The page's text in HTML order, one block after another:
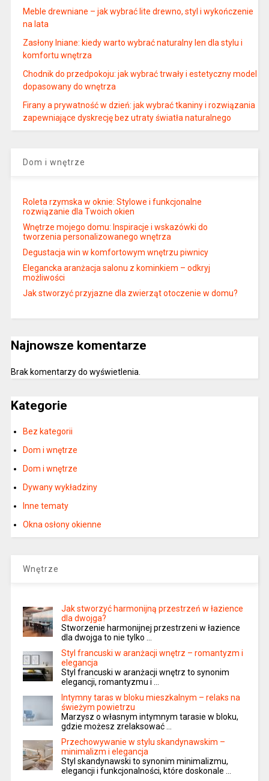
Meble drewniane – jak wybrać lite drewno, styl i wykończenie
na lata
Zasłony lniane: kiedy warto wybrać naturalny len dla stylu i
komfortu wnętrza
Chodnik do przedpokoju: jak wybrać trwały i estetyczny model
dopasowany do wnętrza
Firany a prywatność w dzień: jak wybrać tkaniny i rozwiązania
zapewniające dyskrecję bez utraty światła naturalnego
Dom i wnętrze
Roleta rzymska w oknie: Stylowe i funkcjonalne
rozwiązanie dla Twoich okien
Wnętrze mojego domu: Inspiracje i wskazówki do
tworzenia personalizowanego wnętrza
Degustacja win w komfortowym wnętrzu piwnicy
Elegancka aranżacja salonu z kominkiem – odkryj
możliwości
Jak stworzyć przyjazne dla zwierząt otoczenie w domu?
Najnowsze komentarze
Brak komentarzy do wyświetlenia.
Kategorie
Bez kategorii
Dom i wnętrze
Dom i wnętrze
Dywany wykładziny
Inne tematy
Okna osłony okienne
Wnętrze
Jak stworzyć harmonijną przestrzeń w łazience
dla dwojga?
Stworzenie harmonijnej przestrzeni w łazience
dla dwojga to nie tylko …
Styl francuski w aranżacji wnętrz – romantyzm i
elegancja
Styl francuski w aranżacji wnętrz to synonim
elegancji, romantyzmu i …
Intymny taras w bloku mieszkalnym – relaks na
świeżym powietrzu
Marzysz o własnym intymnym tarasie w bloku,
gdzie możesz zrelaksować …
Przechowywanie w stylu skandynawskim –
minimalizm i elegancja
Styl skandynawski to synonim minimalizmu,
elegancji i funkcjonalności, które doskonale …